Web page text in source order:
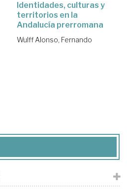
Identidades, culturas y
territorios en la
Andalucía prerromana
Wulff Alonso, Fernando